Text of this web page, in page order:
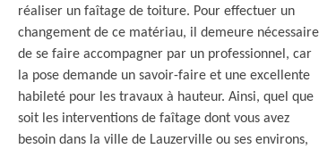
réaliser un faîtage de toiture. Pour effectuer un
changement de ce matériau, il demeure nécessaire
de se faire accompagner par un professionnel, car
la pose demande un savoir-faire et une excellente
habileté pour les travaux à hauteur. Ainsi, quel que
soit les interventions de faîtage dont vous avez
besoin dans la ville de Lauzerville ou ses environs,